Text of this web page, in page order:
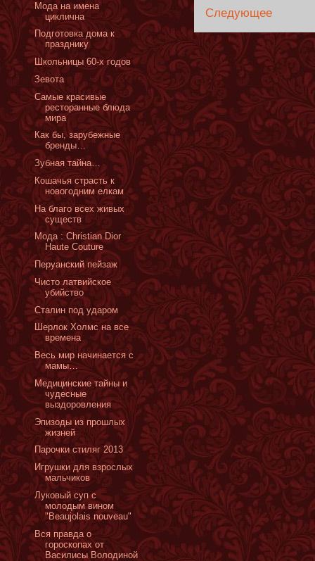
Следующее
Мода на имена
циклична
Подготовка дома к
празднику
Школьницы 60-х годов
Зевота
Самые красивые
ресторанные блюда
мира
Как бы, зарубежные
бренды…
Зубная тайна…
Кошачья страсть к
новогодним елкам
На благо всех живых
существ
Мода : Christian Dior
Haute Couture
Перуанский пейзаж
Чисто латвийское
убийство
Сталин под ударом
Шерлок Холмс на все
времена
Весь мир начинается с
мамы…
Медицинские тайны и
чудесные
выздоровления
Эпизоды из прошлых
жизней
Парочки стиляг 2013
Игрушки для взрослых
мальчиков
Луковый суп с
молодым вином
"Beaujolais nouveau"
Вся правда о
гороскопах от
Василисы Володиной